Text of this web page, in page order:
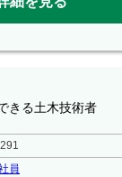
きる土木技術者
員